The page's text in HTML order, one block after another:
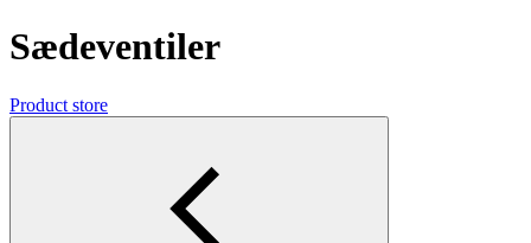
Sædeventiler
Product store